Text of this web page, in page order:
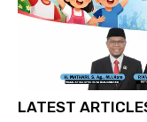
LATEST